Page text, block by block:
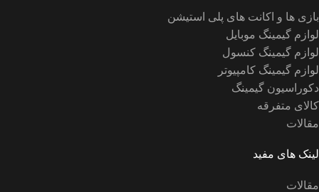
بازی ها و اکانت های پلی استیشن
لوازم گیمینگ موبایل
لوازم گیمینگ کنسول
لوازم گیمینگ کامپیوتر
دکوراسیون گیمینگ
کالای متفرقه
مقالات
لینک های مفید
مقالات